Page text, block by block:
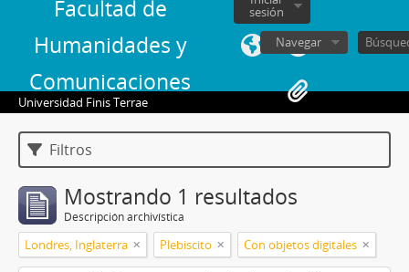
Facultad de
Humanidades y
Comunicaciones
sesión
Navegar
Universidad Finis Terrae
Filtros
Mostrando 1 resultados
Descripción archivística
Londres, Inglaterra Plebiscito Con objetos digitales